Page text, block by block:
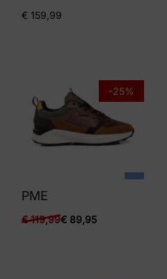
€ 159,99
-25%
PME
€119,99€ 89,95